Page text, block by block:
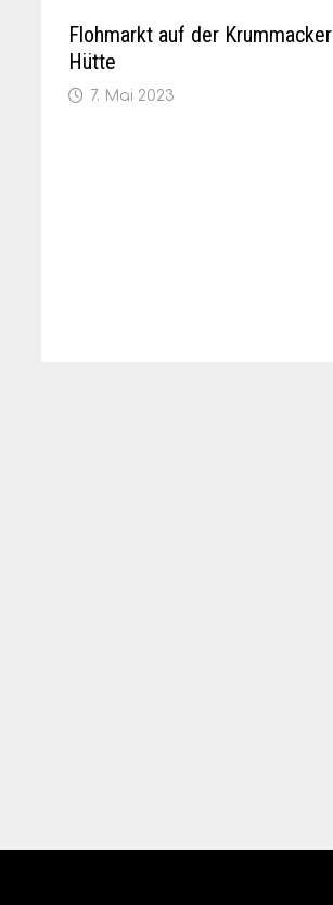
Flohmarkt auf der Krummacker
Hütte
7. Mai 2023